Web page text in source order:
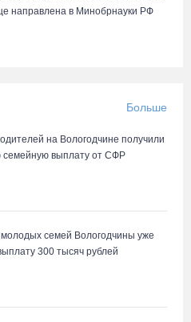
направлена в Минобрнауки РФ
Больше
на Вологодчине получили
семейную выплату от СФР
семей Вологодчины уже
300 тысяч рублей